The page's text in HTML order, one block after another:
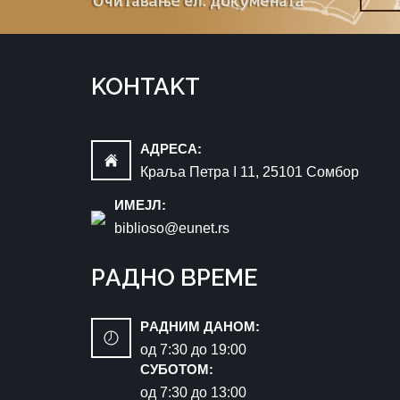
KOНTAKT
AДРEСA:
Краља Петра I 11, 25101 Сомбор
ИМEЈЛ:
biblioso@eunet.rs
РAДНO ВРЕМЕ
РAДНИМ ДАНОМ:
oд 7:30 до 19:00
СУБОТОМ:
oд 7:30 до 13:00